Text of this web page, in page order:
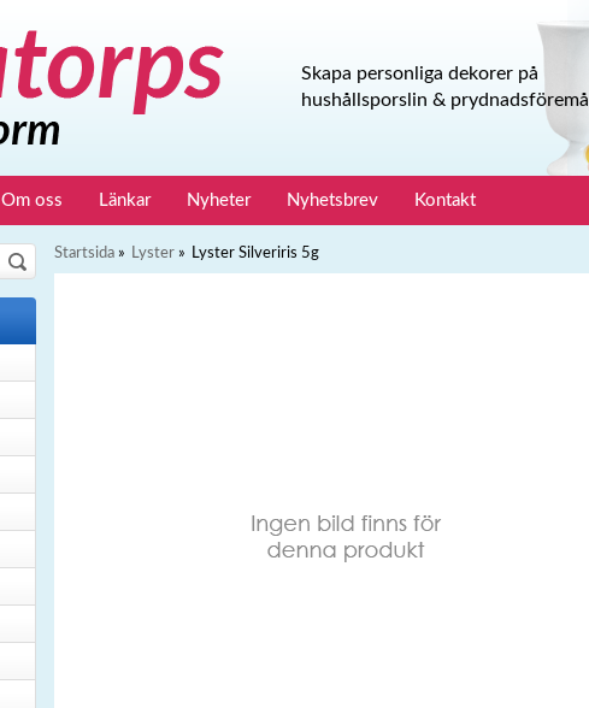
Skapa personliga dekorer på
hushållsporslin & prydnadsföremål
Om oss Länkar Nyheter Nyhetsbrev Kontakt
Startsida » Lyster » Lyster Silveriris 5g